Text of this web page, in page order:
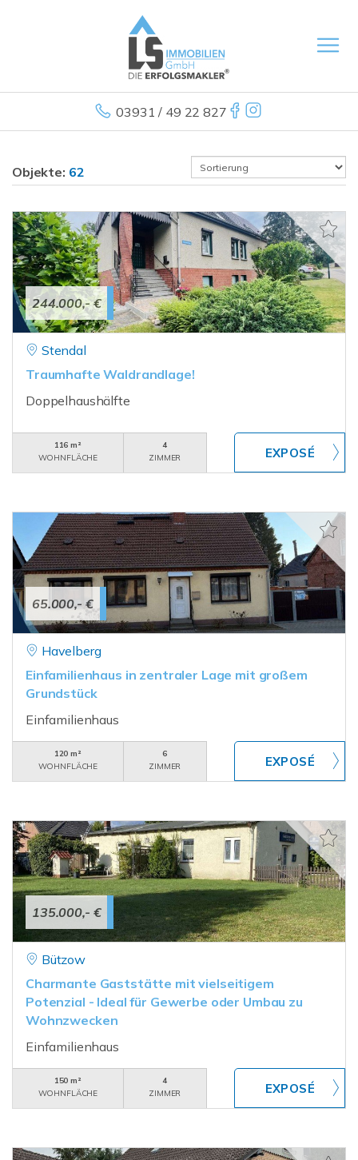
03931 / 49 22 827
Objekte: 62
244.000,- €
Stendal
Traumhafte Waldrandlage!
Doppelhaushälfte
116 m²
WOHNFLÄCHE
4
ZIMMER
65.000,- €
Havelberg
Einfamilienhaus in zentraler Lage mit großem
Grundstück
Einfamilienhaus
120 m²
WOHNFLÄCHE
6
ZIMMER
135.000,- €
Bützow
Charmante Gaststätte mit vielseitigem
Potenzial - Ideal für Gewerbe oder Umbau zu
Wohnzwecken
Einfamilienhaus
150 m²
WOHNFLÄCHE
4
ZIMMER